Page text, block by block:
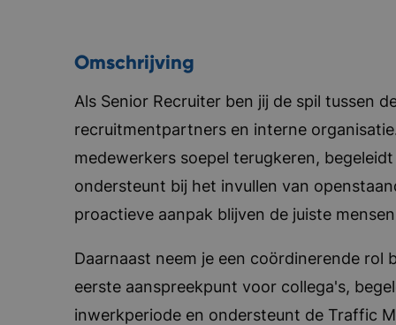
Omschrijving
Als Senior Recruiter ben jij de spil tussen
recruitmentpartners en interne
medewerkers soepel terugkeren,
ondersteunt bij het invullen van
proactieve aanpak blijven de juiste
Daarnaast neem je een coördinerende
eerste aanspreekpunt voor collega's,
inwerkperiode en ondersteunt de Traffic